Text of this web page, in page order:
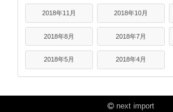
2018年11月 2018年10月
2018年8月 2018年7月
2018年5月 2018年4月
next import